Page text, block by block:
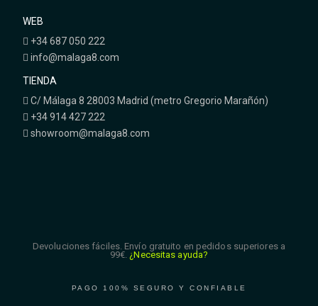
WEB
+34 687 050 222
info@malaga8.com
TIENDA
C/ Málaga 8 28003 Madrid (metro Gregorio Marañón)
+34 914 427 222
showroom@malaga8.com
Devoluciones fáciles. Envío gratuito en pedidos superiores a
99€. ¿Necesitas ayuda?
PAGO 100% SEGURO Y CONFIABLE